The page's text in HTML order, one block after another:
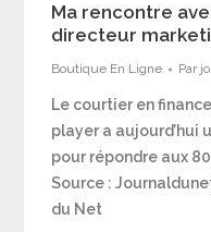
Ma rencontre
directeur
Boutique En Ligne Par
Le courtier en
player a aujourd’hui
pour répondre aux
Source :
du Net